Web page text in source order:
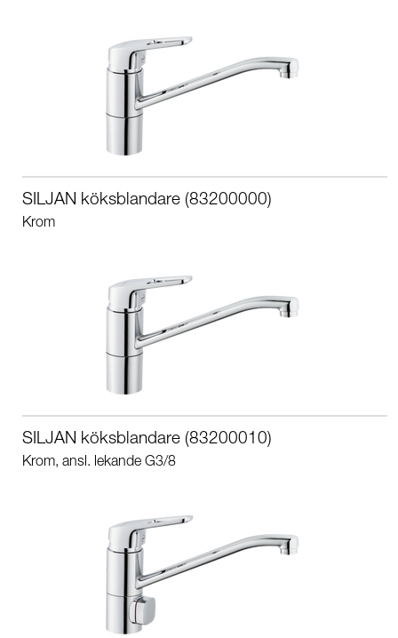
SILJAN köksblandare (83200000)
Krom
SILJAN köksblandare (83200010)
Krom, ansl. lekande G3/8